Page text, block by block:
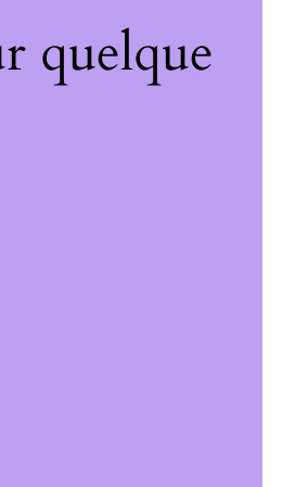
quelque